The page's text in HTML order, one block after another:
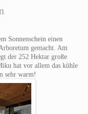
Sonnenschein einen
gemacht. Am
der 252 Hektar große
hat vor allem das kühle
sehr warm!